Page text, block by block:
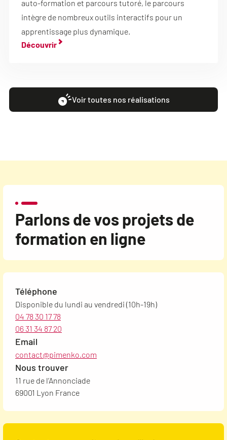
auto-formation et parcours tutoré, le parcours
intègre de nombreux outils interactifs pour un
apprentissage plus dynamique.
Découvrir
Voir toutes nos réalisations
Parlons de vos projets de
formation en ligne
Téléphone
Disponible du lundi au vendredi (10h-19h)
04 78 30 17 78
06 31 34 87 20
Email
contact@pimenko.com
Nous trouver
11 rue de l’Annonciade
69001 Lyon France